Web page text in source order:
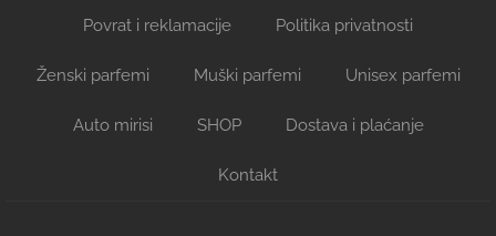
Povrat i reklamacije Politika privatnosti
Ženski parfemi Muški parfemi Unisex parfemi
Auto mirisi SHOP Dostava i plaćanje
Kontakt